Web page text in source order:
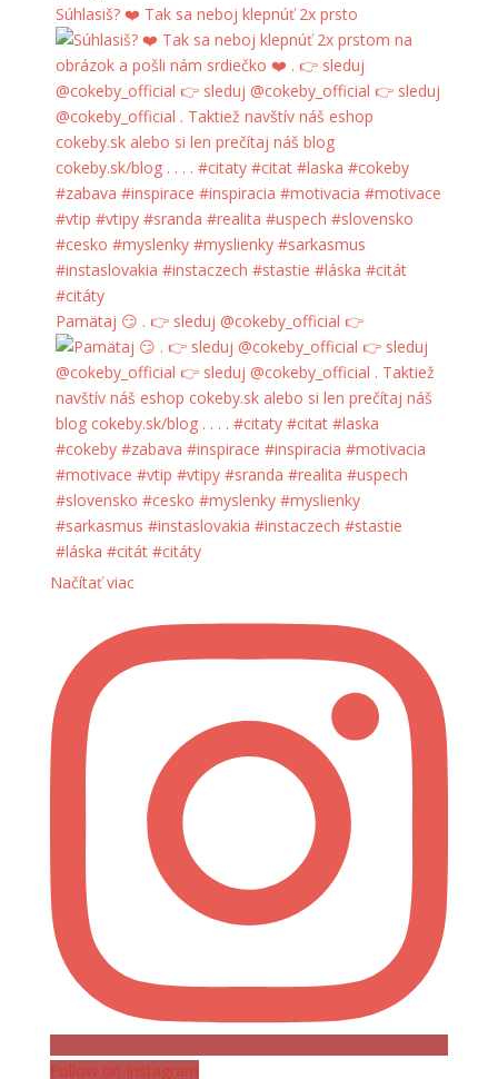
Súhlasiš? ❤️ Tak sa neboj klepnúť 2x prsto
Pamätaj 😏 . 👉 sleduj @cokeby_official 👉
Načítať viac
Follow on Instagram